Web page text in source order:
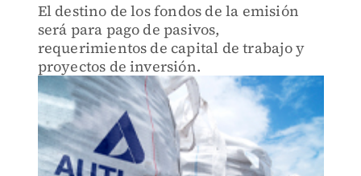
El destino de los fondos de la emisión
será para pago de pasivos,
requerimientos de capital de trabajo y
proyectos de inversión.